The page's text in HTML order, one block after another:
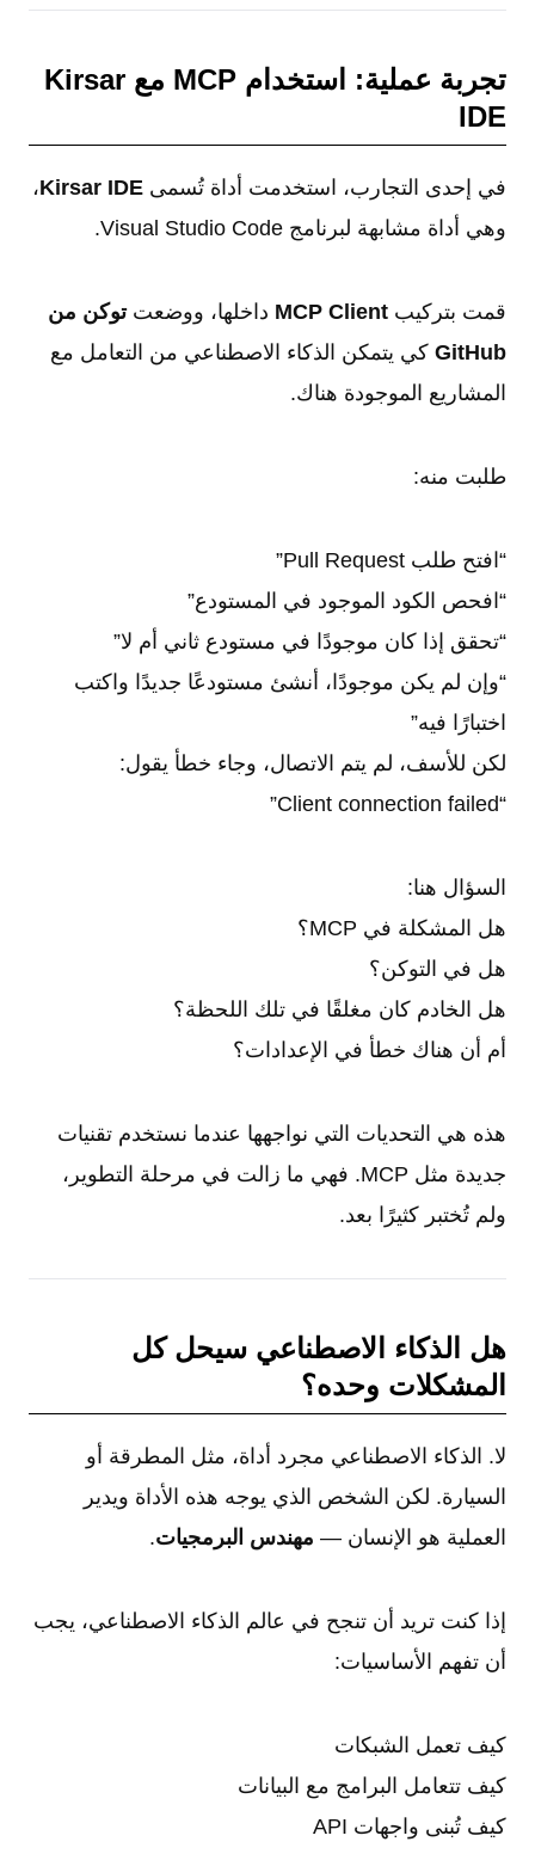
تجربة عملية: استخدام MCP مع Kirsar
IDE
في إحدى التجارب، استخدمت أداة تُسمى Kirsar IDE،
وهي أداة مشابهة لبرنامج Visual Studio Code.
قمت بتركيب MCP Client داخلها، ووضعتتوكن من
GitHub كي يتمكن الذكاء الاصطناعي من التعامل مع
المشاريع الموجودة هناك.
طلبت منه:
“افتح طلب Pull Request”
“افحص الكود الموجود في المستودع”
“تحقق إذا كان موجودًا في مستودع ثاني أم لا”
“وإن لم يكن موجودًا، أنشئ مستودعًا جديدًا واكتب
اختبارًا فيه”
لكن للأسف، لم يتم الاتصال، وجاء خطأ يقول:
“Client connection failed”
السؤال هنا:
هل المشكلة في MCP؟
هل في التوكن؟
هل الخادم كان مغلقًا في تلك اللحظة؟
أم أن هناك خطأ في الإعدادات؟
هذه هي التحديات التي نواجهها عندما نستخدم تقنيات
جديدة مثل MCP. فهي ما زالت في مرحلة التطوير،
ولم تُختبر كثيرًا بعد.
هل الذكاء الاصطناعي سيحل كل
المشكلات وحده؟
لا. الذكاء الاصطناعي مجرد أداة، مثل المطرقة أو
السيارة. لكن الشخص الذي يوجه هذه الأداة ويدير
العملية هو الإنسان — مهندس البرمجيات.
إذا كنت تريد أن تنجح في عالم الذكاء الاصطناعي، يجب
أن تفهم الأساسيات:
كيف تعمل الشبكات
كيف تتعامل البرامج مع البيانات
كيف تُبنى واجهات API